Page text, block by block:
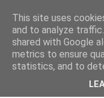
Fotos y
Miguel Sáenz de
"Un blog es como un
This site uses
and to analyze
shared with Google
metrics to ensure
statistics, and to